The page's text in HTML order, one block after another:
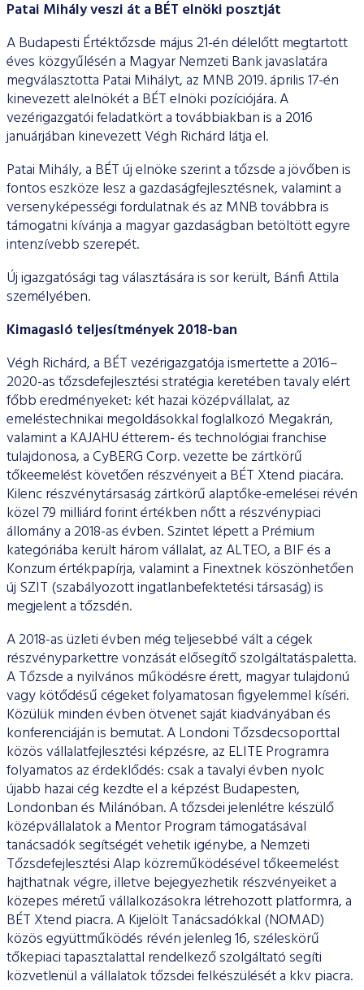
ESG Útmutató
Patai Mihály veszi át a BÉT elnöki posztját
A Budapesti Értéktőzsde május 21-én délelőtt megtartott
éves közgyűlésén a Magyar Nemzeti Bank javaslatára
megválasztotta Patai Mihályt, az MNB 2019. április 17-én
kinevezett alelnökét a BÉT elnöki pozíciójára. A
vezérigazgatói feladatkört a továbbiakban is a 2016
januárjában kinevezett Végh Richárd látja el.
Patai Mihály, a BÉT új elnöke szerint a tőzsde a jövőben is
fontos eszköze lesz a gazdaságfejlesztésnek, valamint a
versenyképességi fordulatnak és az MNB továbbra is
támogatni kívánja a magyar gazdaságban betöltött egyre
intenzívebb szerepét.
Új igazgatósági tag választására is sor került, Bánfi Attila
személyében.
Kimagasló teljesítmények 2018-ban
Végh Richárd, a BÉT vezérigazgatója ismertette a 2016–
2020-as tőzsdefejlesztési stratégia keretében tavaly elért
főbb eredményeket: két hazai középvállalat, az
emeléstechnikai megoldásokkal foglalkozó Megakrán,
valamint a KAJAHU étterem- és technológiai franchise
tulajdonosa, a CyBERG Corp. vezette be zártkörű
tőkeemelést követően részvényeit a BÉT Xtend piacára.
Kilenc részvénytársaság zártkörű alaptőke-emelései révén
közel 79 milliárd forint értékben nőtt a részvénypiaci
állomány a 2018-as évben. Szintet lépett a Prémium
kategóriába került három vállalat, az ALTEO, a BIF és a
Konzum értékpapírja, valamint a Finextnek köszönhetően
új SZIT (szabályozott ingatlanbefektetési társaság) is
megjelent a tőzsdén.
A 2018-as üzleti évben még teljesebbé vált a cégek
részvényparkettre vonzását elősegítő szolgáltatáspaletta.
A Tőzsde a nyilvános működésre érett, magyar tulajdonú
vagy kötődésű cégeket folyamatosan figyelemmel kíséri.
Közülük minden évben ötvenet saját kiadványában és
konferenciáján is bemutat. A Londoni Tőzsdecsoporttal
közös vállalatfejlesztési képzésre, az ELITE Programra
folyamatos az érdeklődés: csak a tavalyi évben nyolc
újabb hazai cég kezdte el a képzést Budapesten,
Londonban és Milánóban. A tőzsdei jelenlétre készülő
középvállalatok a Mentor Program támogatásával
tanácsadók segítségét vehetik igénybe, a Nemzeti
Tőzsdefejlesztési Alap közreműködésével tőkeemelést
hajthatnak végre, illetve bejegyezhetik részvényeiket a
közepes méretű vállalkozásokra létrehozott platformra, a
BÉT Xtend piacra. A Kijelölt Tanácsadókkal (NOMAD)
közös együttműködés révén jelenleg 16, széleskörű
tőkepiaci tapasztalattal rendelkező szolgáltató segíti
közvetlenül a vállalatok tőzsdei felkészülését a kkv piacra.